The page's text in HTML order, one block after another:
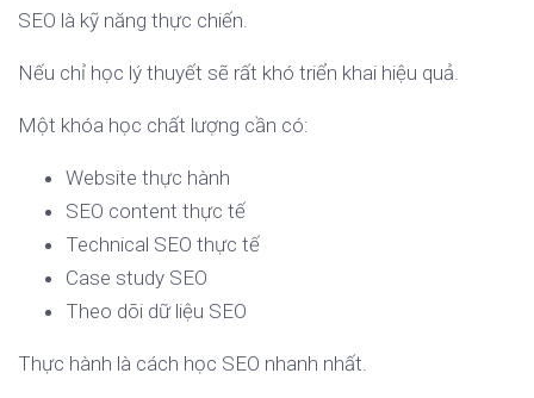
SEO là kỹ năng thực chiến.
Nếu chỉ học lý thuyết sẽ rất khó triển khai hiệu quả.
Một khóa học chất lượng cần có:
Website thực hành
SEO content thực tế
Technical SEO thực tế
Case study SEO
Theo dõi dữ liệu SEO
Thực hành là cách học SEO nhanh nhất.